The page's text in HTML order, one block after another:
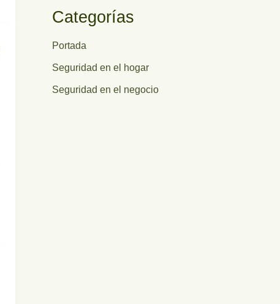
Categorías
Portada
Seguridad en el hogar
Seguridad en el negocio